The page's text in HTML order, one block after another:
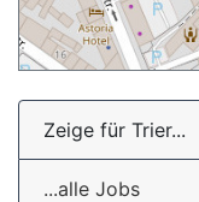
Zeige für Trier...
...alle Jobs